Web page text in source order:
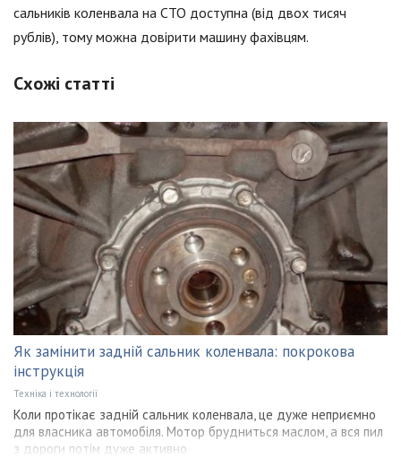
сальників коленвала на СТО доступна (від двох тисяч
рублів), тому можна довірити машину фахівцям.
Схожі статті
Як замінити задній сальник коленвала: покрокова
інструкція
Техніка і технології
Коли протікає задній сальник коленвала, це дуже неприємно
для власника автомобіля. Мотор брудниться маслом, а вся пил
з дороги потім дуже активно